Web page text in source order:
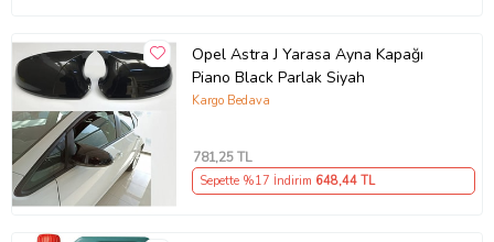
Opel Astra J Yarasa Ayna Kapağı
Piano Black Parlak Siyah
Kargo Bedava
781,25 TL
Sepette %17 İndirim 648,44 TL